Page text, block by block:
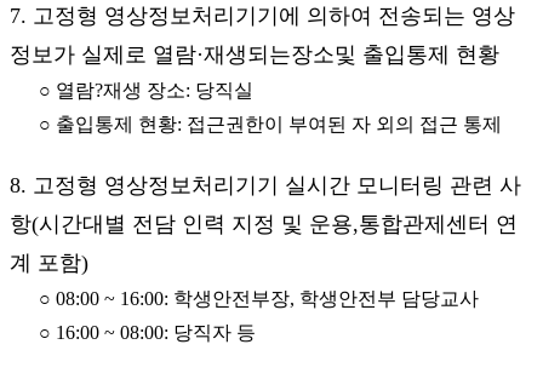
7. 고정형 영상정보처리기기에 의하여 전송되는 영상
정보가 실제로 열람·재생되는장소및 출입통제 현황
○ 열람?재생 장소: 당직실
○ 출입통제 현황: 접근권한이 부여된 자 외의 접근 통제
8. 고정형 영상정보처리기기 실시간 모니터링 관련 사
항(시간대별 전담 인력 지정 및 운용,통합관제센터 연
계 포함)
○ 08:00 ~ 16:00: 학생안전부장, 학생안전부 담당교사
○ 16:00 ~ 08:00: 당직자 등